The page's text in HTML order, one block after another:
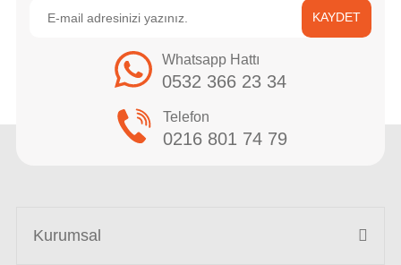
KAYDET
Whatsapp Hattı
0532 366 23 34
Telefon
0216 801 74 79
Kurumsal